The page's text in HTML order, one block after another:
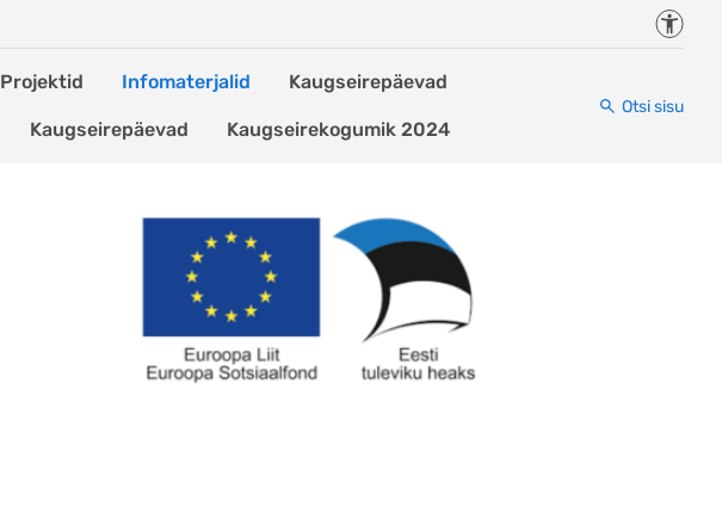
Projektid Infomaterjalid Kaugseirepäevad
Kaugseirepäevad Kaugseirekogumik 2024
Otsi sisu